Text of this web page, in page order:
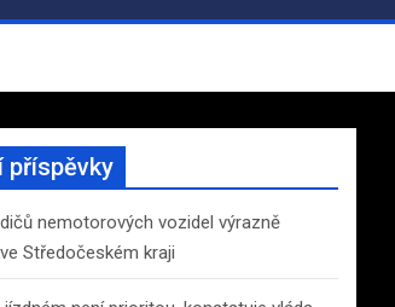
příspěvky
nemotorových vozidel výrazně
Středočeském kraji